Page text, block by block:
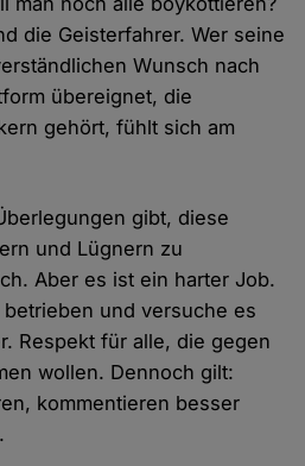
die Geisterfahrer. Wer seine
Wunsch nach
übereignet, die
gehört, fühlt sich am
gibt, diese
und Lügnern zu
Aber es ist ein harter Job.
und versuche es
Respekt für alle, die gegen
wollen. Dennoch gilt:
kommentieren besser